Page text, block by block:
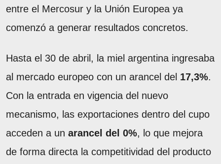
entre el Mercosur y la Unión Europea ya
comenzó a generar resultados concretos.
Hasta el 30 de abril, la miel argentina ingresaba
al mercado europeo con un arancel del 17,3%.
Con la entrada en vigencia del nuevo
mecanismo, las exportaciones dentro del cupo
acceden a un arancel del 0%, lo que mejora
de forma directa la competitividad del producto